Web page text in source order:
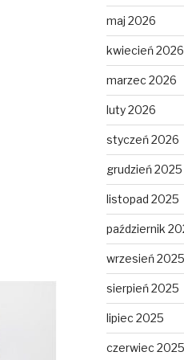
maj 2026
kwiecień 2026
marzec 2026
luty 2026
styczeń 2026
grudzień 2025
listopad 2025
październik
wrzesień 2025
sierpień 2025
lipiec 2025
czerwiec 2025